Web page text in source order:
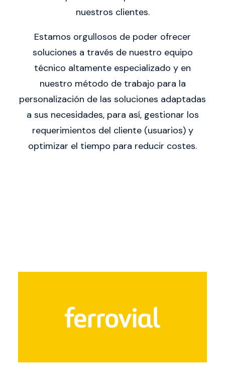
nuestros clientes.
Estamos orgullosos de poder ofrecer
soluciones a través de nuestro equipo
técnico altamente especializado y en
nuestro método de trabajo para la
personalización de las soluciones adaptadas
a sus necesidades, para así, gestionar los
requerimientos del cliente (usuarios) y
optimizar el tiempo para reducir costes.